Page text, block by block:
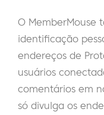
O MemberMouse
identificação
endereços de
usuários
comentários em
só divulga os